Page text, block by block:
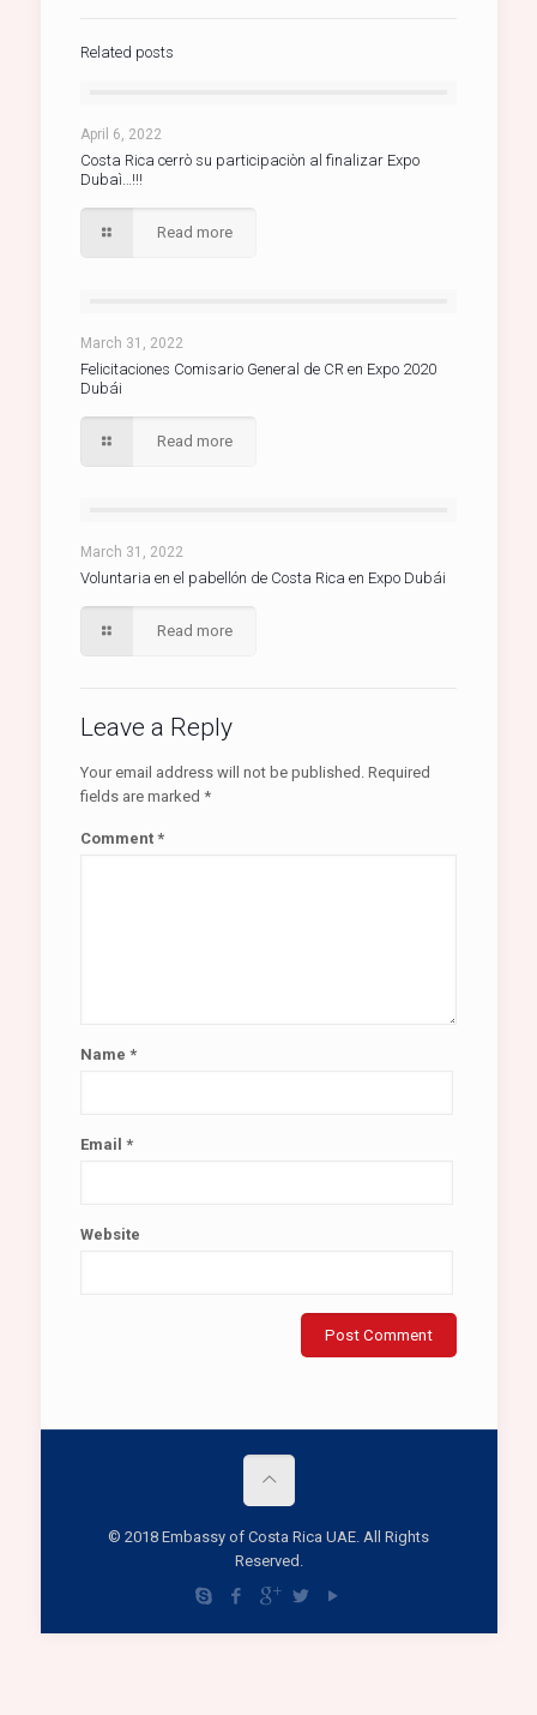
Related posts
April 6, 2022
Costa Rica cerrò su participaciòn al finalizar Expo
Dubaì…!!!
Read more
March 31, 2022
Felicitaciones Comisario General de CR en Expo 2020
Dubái
Read more
March 31, 2022
Voluntaria en el pabellón de Costa Rica en Expo Dubái
Read more
Leave a Reply
Your email address will not be published. Required
fields are marked *
Comment *
Name *
Email *
Website
© 2018 Embassy of Costa Rica UAE. All Rights
Reserved.